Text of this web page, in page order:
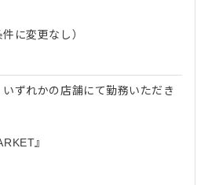
に変更なし）
ずれかの店舗にて勤務いただき
』